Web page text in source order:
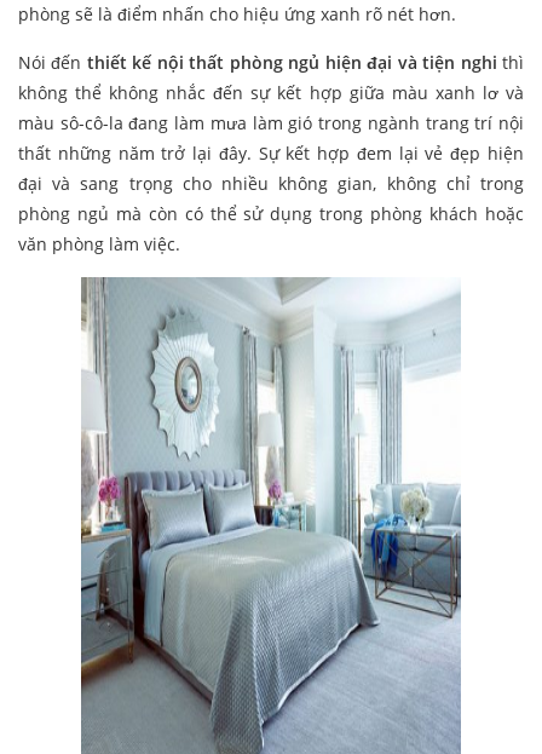
phòng sẽ là điểm nhấn cho hiệu ứng xanh rõ nét hơn.
Nói đến thiết kế nội thất phòng ngủ hiện đại và tiện nghi thì
không thể không nhắc đến sự kết hợp giữa màu xanh lơ và
màu sô-cô-la đang làm mưa làm gió trong ngành trang trí nội
thất những năm trở lại đây. Sự kết hợp đem lại vẻ đẹp hiện
đại và sang trọng cho nhiều không gian, không chỉ trong
phòng ngủ mà còn có thể sử dụng trong phòng khách hoặc
văn phòng làm việc.